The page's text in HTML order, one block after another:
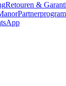
Retouren &